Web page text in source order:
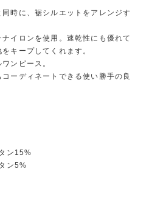
時に、裾シルエットをアレンジす
イロンを使用。速乾性にも優れて
キープしてくれます。
ンピース。
ーディネートできる使い勝手の良
ン15%
ン5%